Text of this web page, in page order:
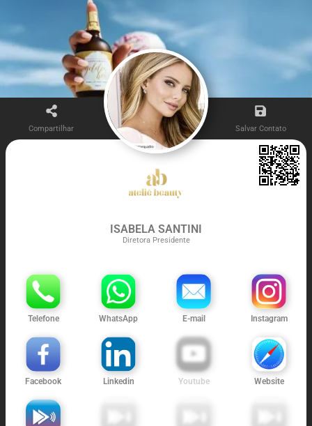
Compartilhar Salvar Contato
ISABELA SANTINI
Diretora Presidente
Telefone WhatsApp E-mail Instagram
Facebook Linkedin Youtube Website